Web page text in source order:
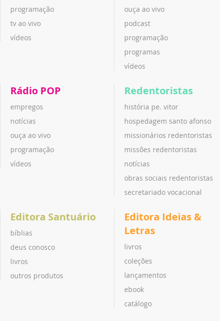
programação
tv ao vivo
vídeos
ouça ao vivo
podcast
programação
programas
vídeos
Rádio POP
empregos
notícias
ouça ao vivo
programação
vídeos
Redentoristas
história pe. vitor
hospedagem santo afonso
missionários redentoristas
missões redentoristas
notícias
obras sociais redentoristas
secretariado vocacional
Editora Santuário
bíblias
deus conosco
livros
outros produtos
Editora Ideias &
Letras
livros
coleções
lançamentos
ebook
catálogo